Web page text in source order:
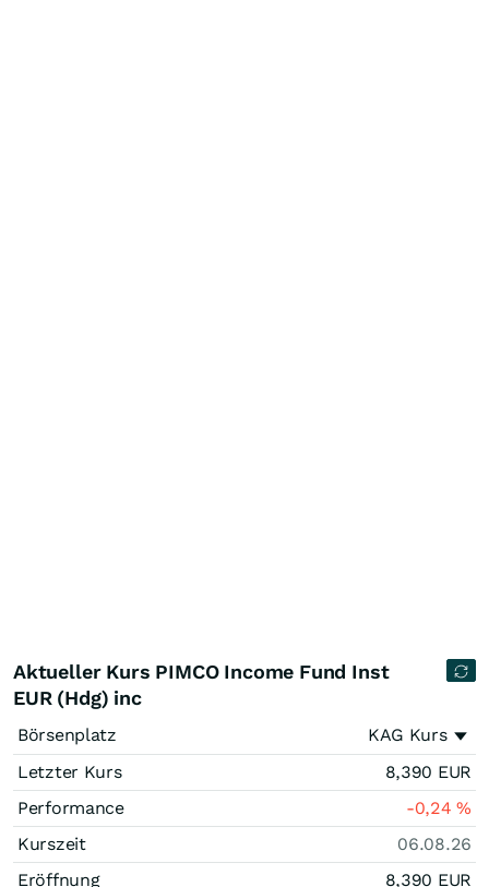
Aktueller Kurs PIMCO Income Fund Inst
EUR (Hdg) inc
Börsenplatz
KAG Kurs
Letzter Kurs
8,390 EUR
Performance
-0,24%
Kurszeit
06.08.26
Eröffnung
8,390 EUR